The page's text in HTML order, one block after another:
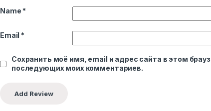
Name *
Email *
Сохранить моё имя, email и адрес сайта в этом
последующих моих комментариев.